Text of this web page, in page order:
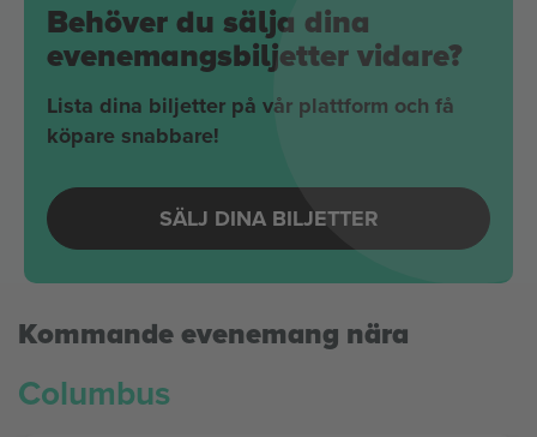
Behöver du sälja dina
evenemangsbiljetter vidare?
Lista dina biljetter på vår plattform och få
köpare snabbare!
SÄLJ DINA BILJETTER
Kommande evenemang nära
Columbus